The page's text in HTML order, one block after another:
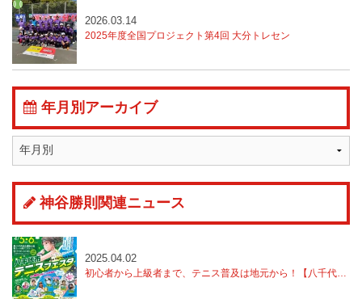
2025年度全国プロジェクト第4回 大分トレセン
2026.03.14
年月別アーカイブ
神谷勝則関連ニュース
初心者から上級者まで、テニス普及は地元から！【八千代市テニスフェスタ開催】
2025.04.02